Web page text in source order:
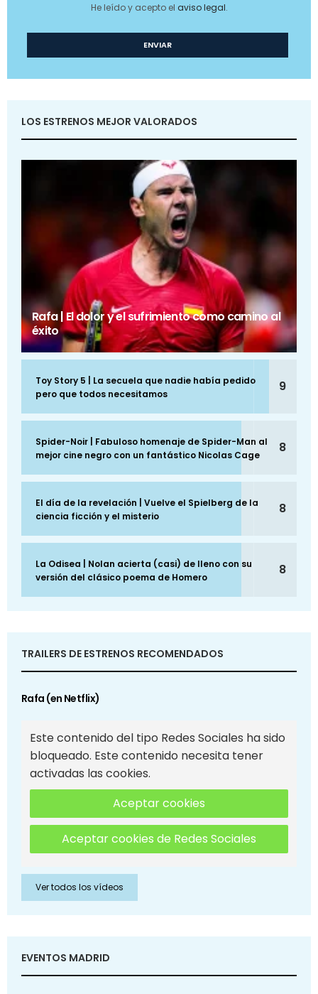
He leído y acepto el aviso legal.
LOS ESTRENOS MEJOR VALORADOS
Rafa | El dolor y el sufrimiento como camino al
éxito
Toy Story 5 | La secuela que nadie había pedido
pero que todos necesitamos
9
Spider-Noir | Fabuloso homenaje de Spider-Man al
mejor cine negro con un fantástico Nicolas Cage
8
El día de la revelación | Vuelve el Spielberg de la
ciencia ficción y el misterio
8
La Odisea | Nolan acierta (casi) de lleno con su
versión del clásico poema de Homero
8
TRAILERS DE ESTRENOS RECOMENDADOS
Rafa (en Netflix)
Este contenido del tipo Redes Sociales ha sido
bloqueado. Este contenido necesita tener
activadas las cookies.
Aceptar cookies
Aceptar cookies de Redes Sociales
Ver todos los vídeos
EVENTOS MADRID